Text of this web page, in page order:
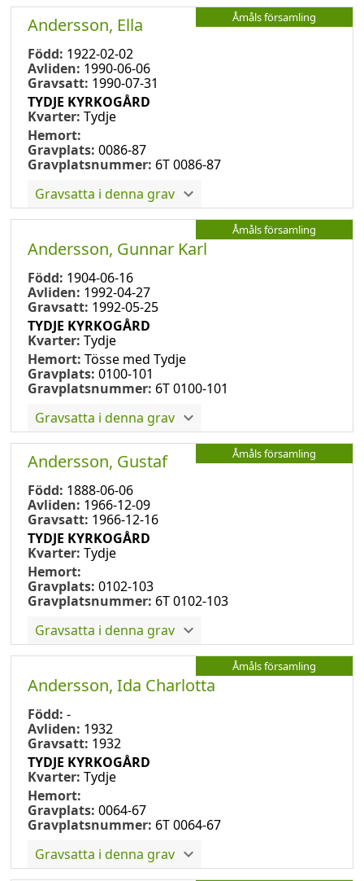
Åmåls församling
Andersson, Ella
Född: 1922-02-02
Avliden: 1990-06-06
Gravsatt: 1990-07-31
TYDJE KYRKOGÅRD
Kvarter: Tydje
Hemort:
Gravplats: 0086-87
Gravplatsnummer: 6T 0086-87
Gravsatta i denna grav
Åmåls församling
Andersson, Gunnar Karl
Född: 1904-06-16
Avliden: 1992-04-27
Gravsatt: 1992-05-25
TYDJE KYRKOGÅRD
Kvarter: Tydje
Hemort: Tösse med Tydje
Gravplats: 0100-101
Gravplatsnummer: 6T 0100-101
Gravsatta i denna grav
Åmåls församling
Andersson, Gustaf
Född: 1888-06-06
Avliden: 1966-12-09
Gravsatt: 1966-12-16
TYDJE KYRKOGÅRD
Kvarter: Tydje
Hemort:
Gravplats: 0102-103
Gravplatsnummer: 6T 0102-103
Gravsatta i denna grav
Åmåls församling
Andersson, Ida Charlotta
Född: -
Avliden: 1932
Gravsatt: 1932
TYDJE KYRKOGÅRD
Kvarter: Tydje
Hemort:
Gravplats: 0064-67
Gravplatsnummer: 6T 0064-67
Gravsatta i denna grav